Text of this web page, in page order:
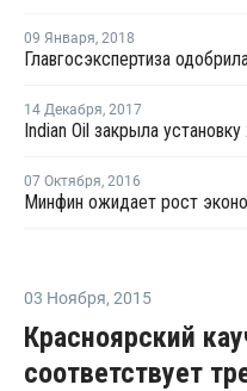
09 Января, 2018
14 Декабря, 2017
07 Октября, 2016
03 Ноября, 2015
Красноярский
соответствует